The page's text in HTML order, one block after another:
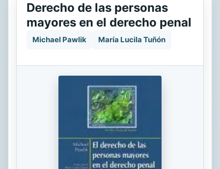
Derecho de las personas
mayores en el derecho penal
Michael Pawlik María Lucila Tuñón